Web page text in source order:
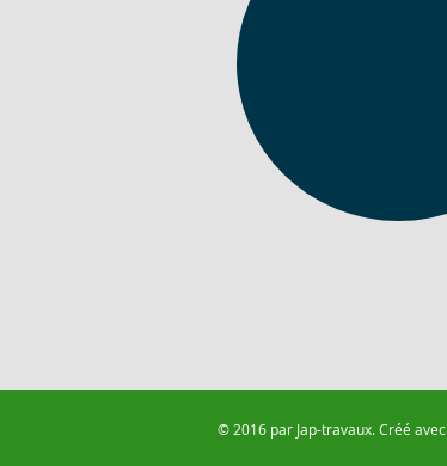
© 2016 par Jap-travaux. Créé avec